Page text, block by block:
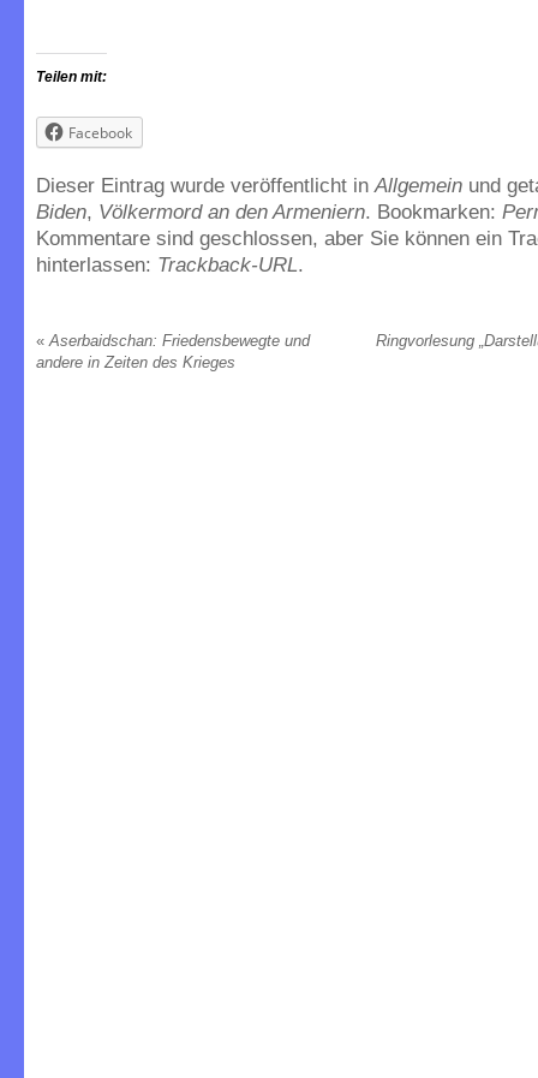
Teilen mit:
Facebook
Dieser Eintrag wurde veröffentlicht inAllgemein und
Biden, Völkermord an den Armeniern. Bookmarken:
Kommentare sind geschlossen, aber Sie können ein
hinterlassen: Trackback-URL.
« Aserbaidschan: Friedensbewegte und
andere in Zeiten des Krieges
Ringvorlesung